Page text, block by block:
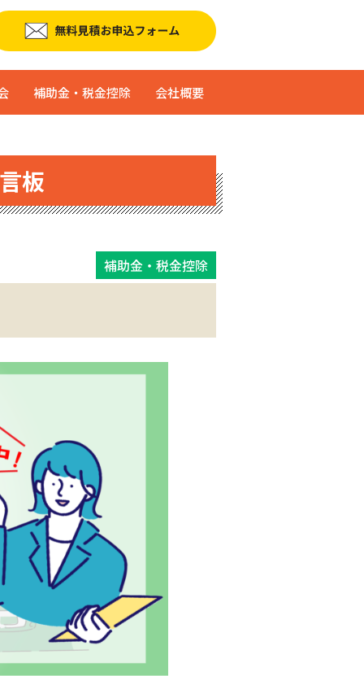
補助金・税金控除 会社概要
板
補助金・税金控除